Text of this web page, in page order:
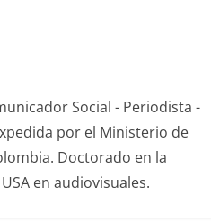
Social - Periodista -
por el Ministerio de
Doctorado en la
en audiovisuales.